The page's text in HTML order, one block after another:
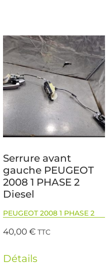
Serrure avant
gauche PEUGEOT
2008 1 PHASE 2
Diesel
PEUGEOT 2008 1 PHASE 2
40,00€ TTC
Détails